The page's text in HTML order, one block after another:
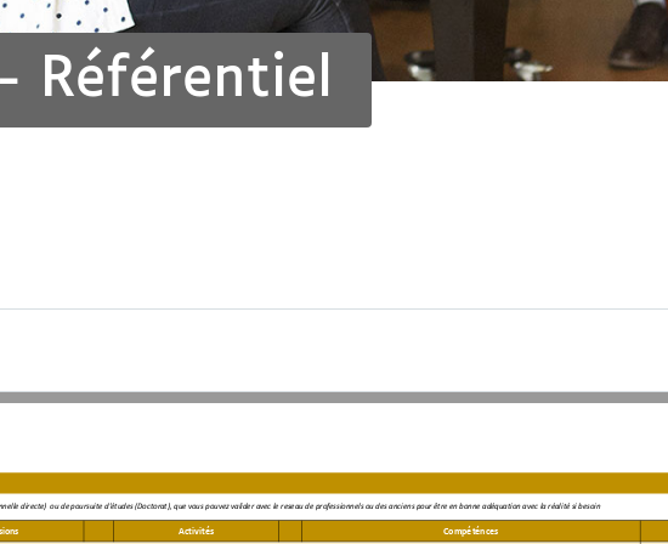
Référentiel
Activités Compéténces
directe)  ou de poursuite d'études (Doctorat), que vous pouvez valider avec le reseau de professionnels ou des anciens pour être en bonne adéquation avec la réalité si besoin